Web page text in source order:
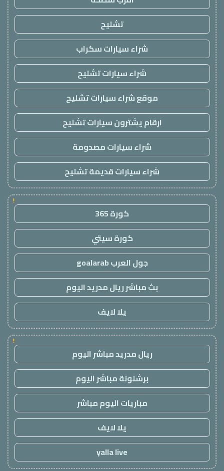
تشليح
شراء سيارات سكراب
شراء سيارات تشليح
موقع شراء سيارات تشليح
ارقام يشترون سيارات تشليح
شراء سيارات مصدومة
شراء سيارات قديمة تشليح
!
كورة 365
كورة سيتي
جول العرب goalarab
بث مباشر ريال مدريد اليوم
يلا لايف
!
ريال مدريد مباشر اليوم
برشلونة مباشر اليوم
مباريات اليوم مباشر
يلا لايف
yalla live